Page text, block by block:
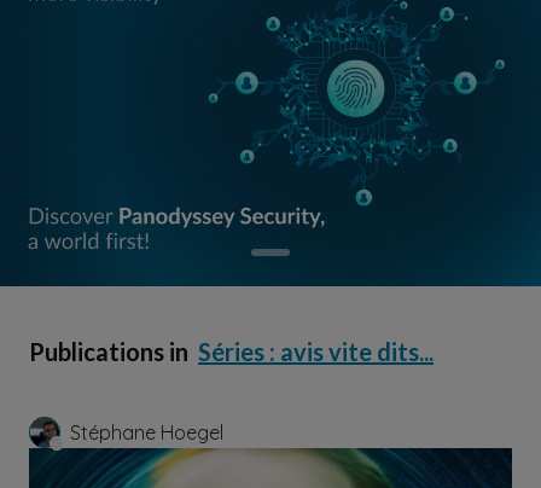
Publications in Séries : avis vite dits...
Stéphane Hoegel